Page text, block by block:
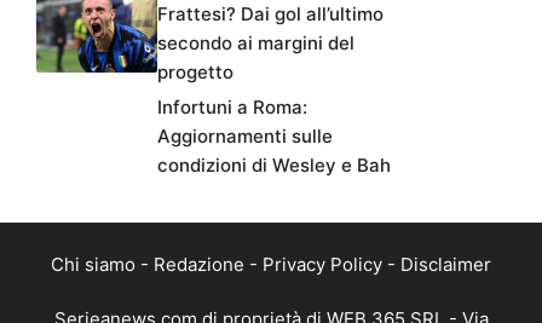
Frattesi? Dai gol all’ultimo
secondo ai margini del
progetto
Infortuni a Roma:
Aggiornamenti sulle
condizioni di Wesley e Bah
Chi siamo - Redazione - Privacy Policy - Disclaimer